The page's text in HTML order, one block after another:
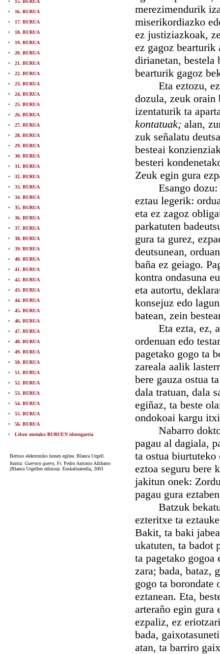
15. BURUA
16. BURUA
17. BURUA
18. BURUA
19. BURUA
20. BURUA
21. BURUA
22. BURUA
23. BURUA
24. BURUA
25. BURUA
26. BURUA
27. BURUA
28. BURUA
29. BURUA
30. BURUA
31. BURUA
32. BURUA
33. BURUA
34. BURUA
35. BURUA
36. BURUA
37. BURUA
38. BURUA
39. BURUA
40. BURUA
41. BURUA
42. BURUA
43. BURUA
44. BURUA
45. BURUA
46. BURUA
47. BURUA
48. BURUA
49. BURUA
50. BURUA
51. BURUA
52. BURUA
53. BURUA
54. BURUA
55. BURUA
56. BURUA
Libru onetako BURUEN idorogarria
Bertsio elektroniko honen egilea: Blanca Urgell.
Iturria: Gueroco guero, Fr. Pedro Antonio Añibarro
(Blanca Urgellen edizioa). Euskaltzaindia, 2001
merezimendurik
miserikordiazko
ez justiziazkoak,
ez gagoz bearturik
dirianetan, bestela
bearturik gagoz
Eta eztozu, ez,
dozula, zeuk orain
izentaturik ta
kontatuak; alan,
zuk señalatu
besteai
besteri
Zeuk egin gura
Esango dozu:
eztau legerik:
eta ez zagoz
parkatuten
gura ta gurez,
deutsunean,
baña ez geiago.
kontra ondasuna
eta autortu,
konsejuz edo
batean, zein
Eta ezta, ez,
ordenuan edo
pagetako gogo ta
zareala aalik
bere gauza ostua
dala tratuan, dala
egiñaz, ta beste
ondokoai kargu
Nabarro
pagau al dagiala,
ta ostua biurtuteko
eztoa seguru bere
jakitun onek:
pagau gura
Batzuk
ezteritxe ta
Bakit, ta baki
ukatuten, ta badot
ta pagetako
zara; bada, bataz,
gogo ta borondate
eztanean. Eta,
arteraño egin gura
ezpaliz, ez
bada,
atan, ta barriro